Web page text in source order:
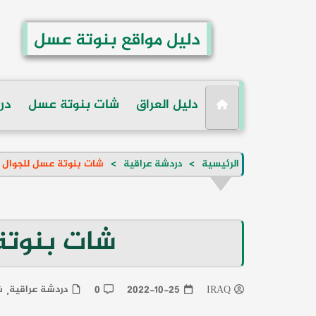
دليل مواقع بنوتة عسل
دليل العراق شات بنوتة عسل
الرئيسية دردشة عراقية شات بنوتة عسل للجوال
شات
IRAQ
2022-10-25
0 دردشة عراقية